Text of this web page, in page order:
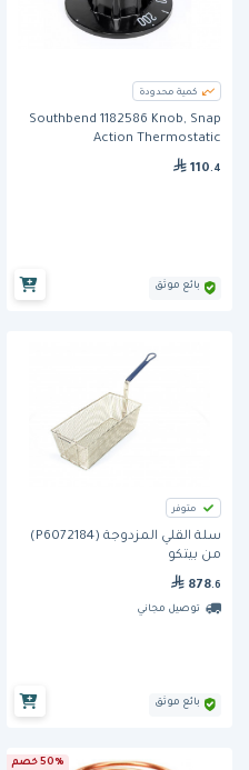
كمية محدودة
Southbend 1182586 Knob, Snap
Action Thermostatic
110 .4
بائع موثق
متوفر
سلة القلي المزدوجة (P6072184)
من بيتكو
878.6
توصيل مجاني
بائع موثق
50% خصم